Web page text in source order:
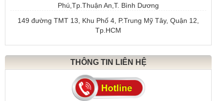
Phú,Tp.Thuận An,T. Bình Dương
149 đường TMT 13, Khu Phố 4, P.Trung Mỹ Tây, Quận 12,
Tp.HCM
THÔNG TIN LIÊN HỆ